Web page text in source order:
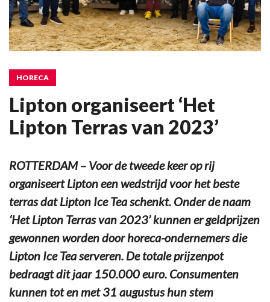
HORECA
Lipton organiseert ‘Het
Lipton Terras van 2023’
ROTTERDAM – Voor de tweede keer op rij
organiseert Lipton een wedstrijd voor het beste
terras dat Lipton Ice Tea schenkt. Onder de naam
‘Het Lipton Terras van 2023’ kunnen er geldprijzen
gewonnen worden door horeca-ondernemers die
Lipton Ice Tea serveren. De totale prijzenpot
bedraagt dit jaar 150.000 euro. Consumenten
kunnen tot en met 31 augustus hun stem